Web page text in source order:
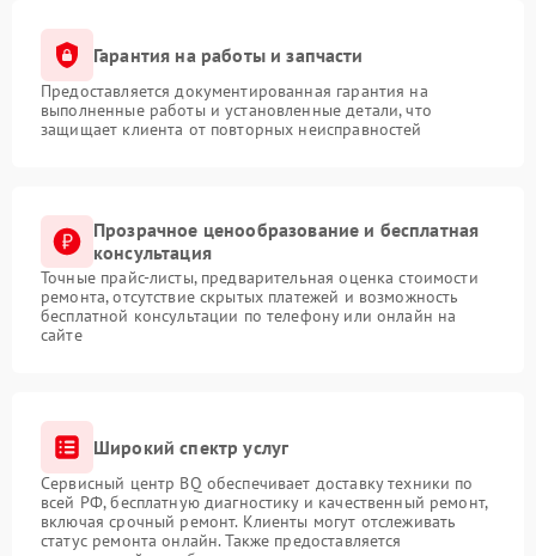
Гарантия на работы и запчасти
Предоставляется документированная гарантия на
выполненные работы и установленные детали, что
защищает клиента от повторных неисправностей
Прозрачное ценообразование и бесплатная
консультация
Точные прайс-листы, предварительная оценка стоимости
ремонта, отсутствие скрытых платежей и возможность
бесплатной консультации по телефону или онлайн на
сайте
Широкий спектр услуг
Сервисный центр BQ обеспечивает доставку техники по
всей РФ, бесплатную диагностику и качественный ремонт,
включая срочный ремонт. Клиенты могут отслеживать
статус ремонта онлайн. Также предоставляется